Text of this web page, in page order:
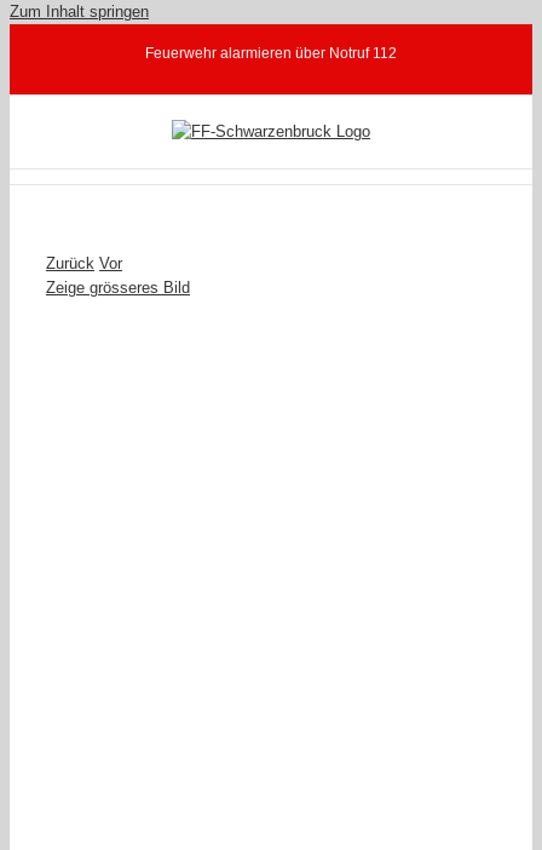
Zum Inhalt springen
Feuerwehr alarmieren über Notruf 112
Zurück Vor
Zeige grösseres Bild